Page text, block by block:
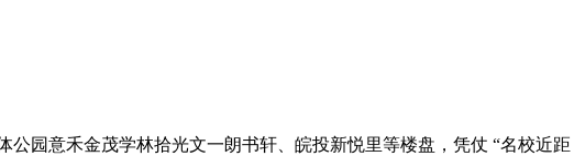
园意禾金茂学林拾光文一朗书轩、皖投新悦里等楼盘，凭仗 “名校近距